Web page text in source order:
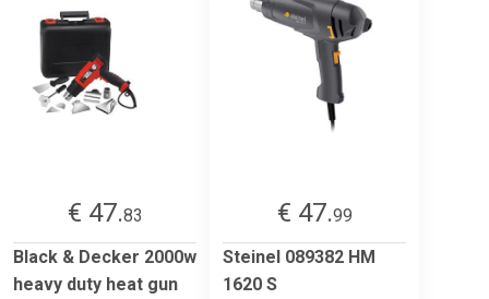
€ 47.83
Black & Decker 2000w
heavy duty heat gun
€ 47.99
Steinel 089382 HM
1620 S